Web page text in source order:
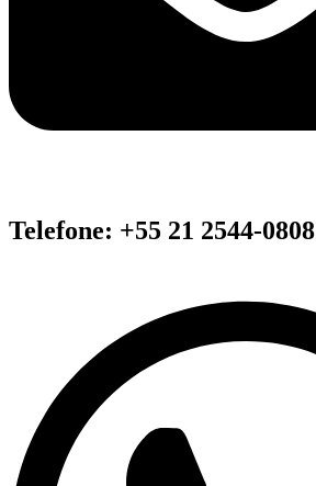
Telefone: +55 21 2544-0808